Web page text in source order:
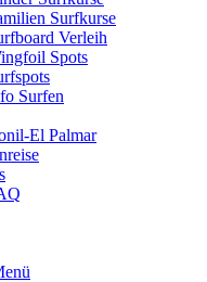
Surfkurse
Verleih
Spots
Surfen
El Palmar